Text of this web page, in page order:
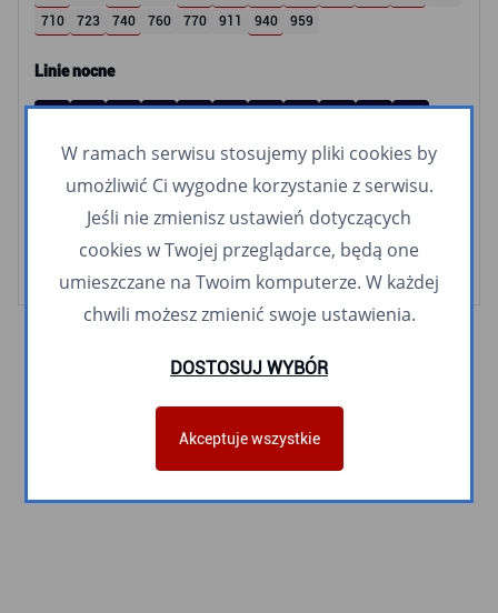
710
723 740 760 770 911 940 959
Linie nocne
N1 N2 N3 N4 N5 N6 N8 N9 N10 N14
N16
Linie meleksowe
W ramach serwisu stosujemy pliki cookies by
umożliwić Ci wygodne korzystanie z serwisu.
Jeśli nie zmienisz ustawień dotyczących
cookies w Twojej przeglądarce, będą one
umieszczane na Twoim komputerze. W każdej
chwili możesz zmienić swoje ustawienia.
DOSTOSUJ WYBÓR
Akceptuje wszystkie